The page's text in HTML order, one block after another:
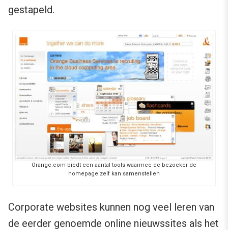
gestapeld.
Orange.com biedt een aantal tools waarmee de bezoeker de
homepage zelf kan samenstellen
Corporate websites kunnen nog veel leren van
de eerder genoemde online nieuwssites als het